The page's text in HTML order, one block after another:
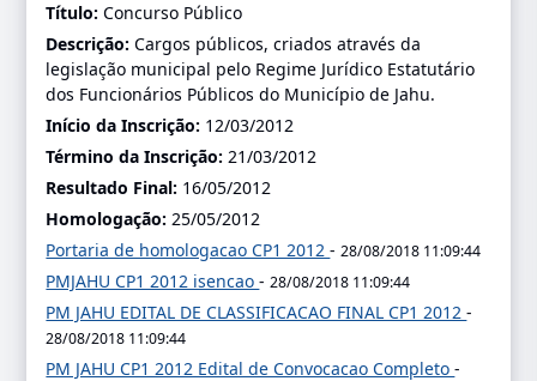
Título:Concurso Público
Descrição:Cargos públicos, criados através da
legislação municipal pelo Regime Jurídico Estatutário
dos Funcionários Públicos do Município de Jahu.
Início da Inscrição: 12/03/2012
Término da Inscrição:21/03/2012
Resultado Final: 16/05/2012
Homologação:25/05/2012
Portaria de homologacao CP1 2012-28/08/2018 11:09:44
PMJAHU CP1 2012 isencao-28/08/2018 11:09:44
PM JAHU EDITAL DE CLASSIFICACAO FINAL CP1 2012-
28/08/2018 11:09:44
PM JAHU CP1 2012 Edital de Convocacao Completo-